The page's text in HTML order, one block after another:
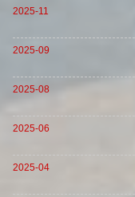
2025-11
2025-09
2025-08
2025-06
2025-04